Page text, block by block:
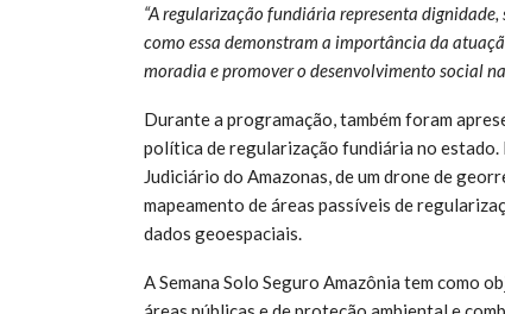
“A regularização fundiária representa
como essa demonstram a importância da
moradia e promover o desenvolvimento social
Durante a programação, também foram
política de regularização fundiária no
Judiciário do Amazonas, de um drone de
mapeamento de áreas passíveis de
dados geoespaciais.
A Semana Solo Seguro Amazônia tem como